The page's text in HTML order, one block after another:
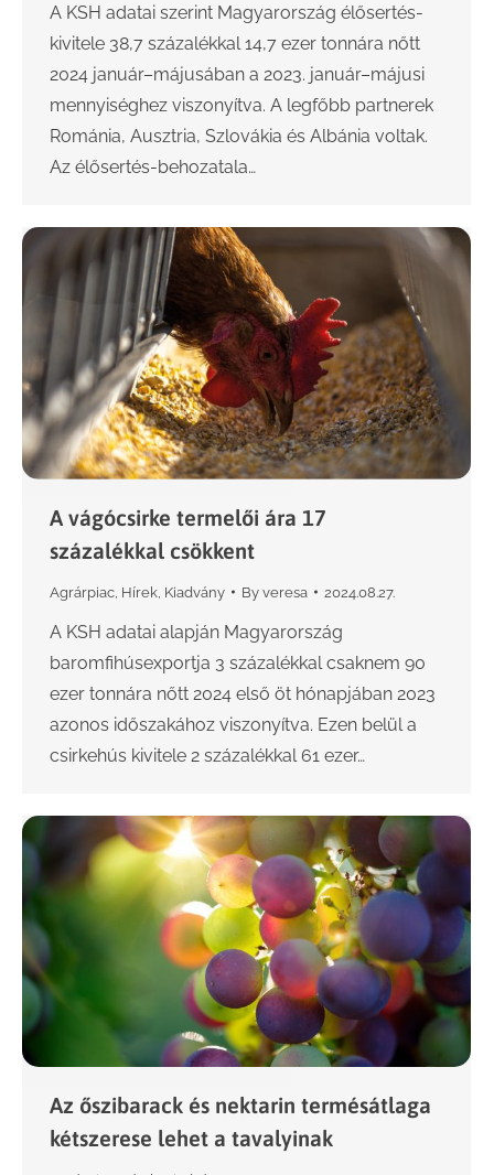
A KSH adatai szerint Magyarország élősertés-
kivitele 38,7 százalékkal 14,7 ezer tonnára nőtt
2024 január–májusában a 2023. január–májusi
mennyiséghez viszonyítva. A legfőbb partnerek
Románia, Ausztria, Szlovákia és Albánia voltak.
Az élősertés-behozatala…
A vágócsirke termelői ára 17
százalékkal csökkent
Agrárpiac Hírek Kiadvány By veresa 2024.08.27.
A KSH adatai alapján Magyarország
baromfihúsexportja 3 százalékkal csaknem 90
ezer tonnára nőtt 2024 első öt hónapjában 2023
azonos időszakához viszonyítva. Ezen belül a
csirkehús kivitele 2 százalékkal 61 ezer…
Az őszibarack és nektarin termésátlaga
kétszerese lehet a tavalyinak